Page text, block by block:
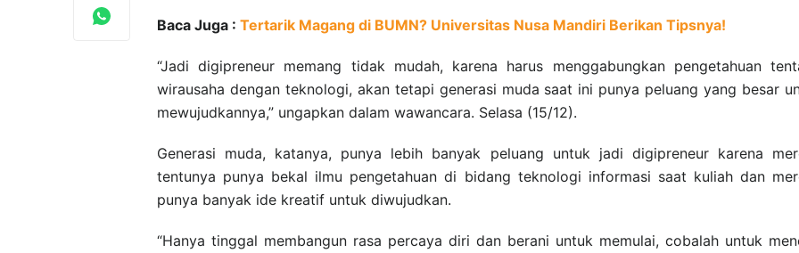
Baca Juga : Tertarik Magang di BUMN? Universitas Nusa Mandiri Berikan Tipsnya!
“Jadi digipreneur memang tidak mudah, karena harus menggabungkan pengetahuan
wirausaha dengan teknologi, akan tetapi generasi muda saat ini punya peluang yang besar
mewujudkannya,” ungapkan dalam wawancara. Selasa (15/12).
Generasi muda, katanya, punya lebih banyak peluang untuk jadi digipreneur karena
tentunya punya bekal ilmu pengetahuan di bidang teknologi informasi saat kuliah dan
punya banyak ide kreatif untuk diwujudkan.
“Hanya tinggal membangun rasa percaya diri dan berani untuk memulai, cobalah untuk